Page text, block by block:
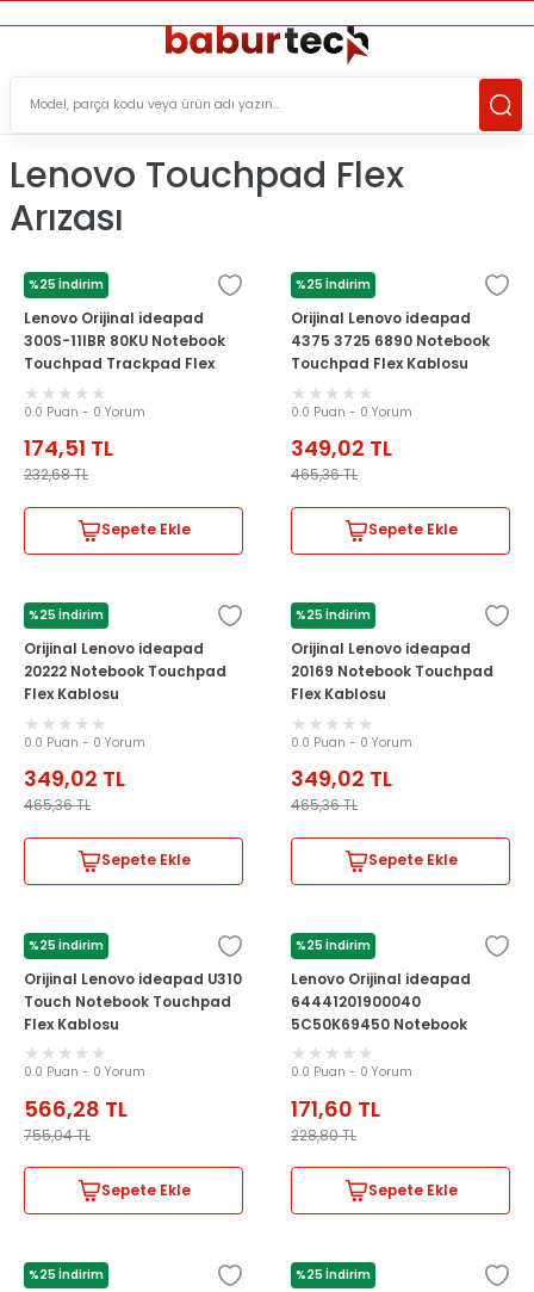
Lenovo Touchpad Flex
Arızası
%25 İndirim
LENOVO
Lenovo Orijinal ideapad
300S-11IBR 80KU Notebook
Touchpad Trackpad Flex
Kablosu
0.0 Puan - 0 Yorum
174,51 TL
232,68TL
Sepete Ekle
%25 İndirim
LENOVO
Orijinal Lenovo ideapad
4375 3725 6890 Notebook
Touchpad Flex Kablosu
0.0 Puan - 0 Yorum
349,02 TL
465,36TL
Sepete Ekle
%25 İndirim
LENOVO
Orijinal Lenovo ideapad
20222 Notebook Touchpad
Flex Kablosu
0.0 Puan - 0 Yorum
349,02 TL
465,36TL
Sepete Ekle
%25 İndirim
LENOVO
Orijinal Lenovo ideapad
20169 Notebook Touchpad
Flex Kablosu
0.0 Puan - 0 Yorum
349,02 TL
465,36TL
Sepete Ekle
%25 İndirim
LENOVO
Orijinal Lenovo ideapad U310
Touch Notebook Touchpad
Flex Kablosu
0.0 Puan - 0 Yorum
566,28 TL
755,04TL
Sepete Ekle
%25 İndirim
LENOVO
Lenovo Orijinal ideapad
64441201900040
5C50K69450 Notebook
Touchpad Flex Kablosu
0.0 Puan - 0 Yorum
171,60 TL
228,80TL
Sepete Ekle
%25 İndirim
LENOVO %25 İndirim
LENOVO